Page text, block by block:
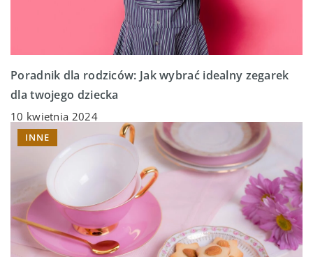
Poradnik dla rodziców: Jak wybrać idealny zegarek
dla twojego dziecka
10 kwietnia 2024
INNE